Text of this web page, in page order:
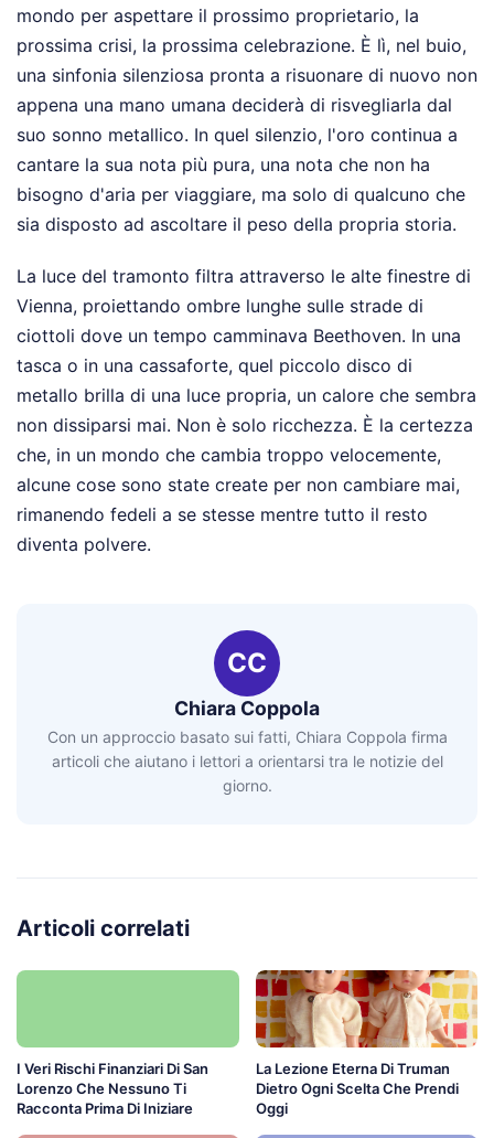
mondo per aspettare il prossimo proprietario, la
prossima crisi, la prossima celebrazione. È lì, nel buio,
una sinfonia silenziosa pronta a risuonare di nuovo non
appena una mano umana deciderà di risvegliarla dal
suo sonno metallico. In quel silenzio, l'oro continua a
cantare la sua nota più pura, una nota che non ha
bisogno d'aria per viaggiare, ma solo di qualcuno che
sia disposto ad ascoltare il peso della propria storia.
La luce del tramonto filtra attraverso le alte finestre di
Vienna, proiettando ombre lunghe sulle strade di
ciottoli dove un tempo camminava Beethoven. In una
tasca o in una cassaforte, quel piccolo disco di
metallo brilla di una luce propria, un calore che sembra
non dissiparsi mai. Non è solo ricchezza. È la certezza
che, in un mondo che cambia troppo velocemente,
alcune cose sono state create per non cambiare mai,
rimanendo fedeli a se stesse mentre tutto il resto
diventa polvere.
CC
Chiara Coppola
Con un approccio basato sui fatti, Chiara Coppola firma
articoli che aiutano i lettori a orientarsi tra le notizie del
giorno.
Articoli correlati
I Veri Rischi Finanziari Di San
Lorenzo Che Nessuno Ti
Racconta Prima Di Iniziare
La Lezione Eterna Di Truman
Dietro Ogni Scelta Che Prendi
Oggi